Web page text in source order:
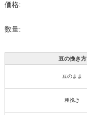
価格:
数量:
豆の挽き方
豆のまま
粗挽き